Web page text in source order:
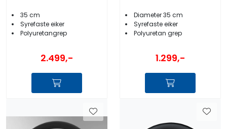
35 cm
Syrefaste eiker
Polyuretangrep
2.499,-
Diameter 35 cm
Syrefaste eiker
Polyuretan grep
1.299,-